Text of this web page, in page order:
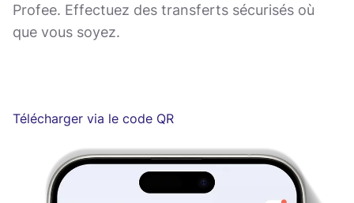
Profee. Effectuez des transferts sécurisés où
que vous soyez.
Télécharger via le code QR